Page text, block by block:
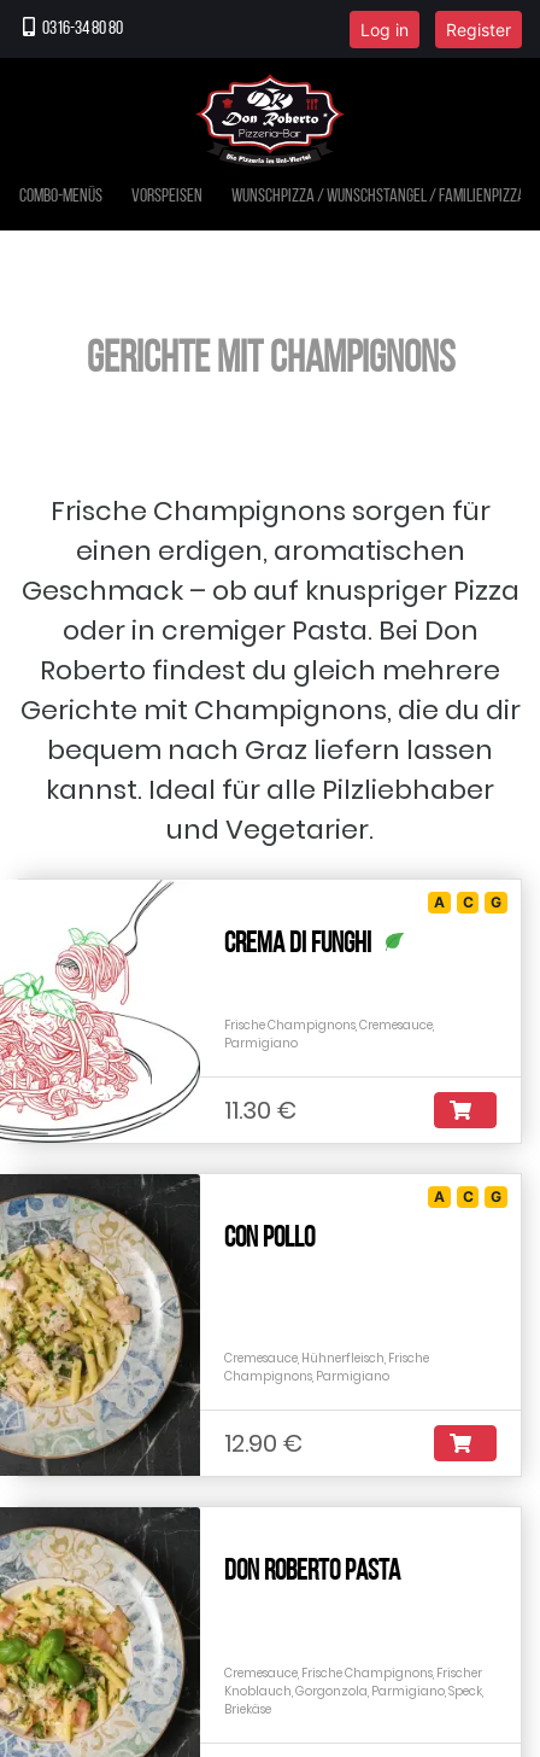
0316-34 80 80 Log in Register
Combo-Menüs Vorspeisen Wunschpizza / Wunschstangel / Familienpizza
Gerichte mit Champignons
Frische Champignons sorgen für
einen erdigen, aromatischen
Geschmack – ob auf knuspriger Pizza
oder in cremiger Pasta. Bei Don
Roberto findest du gleich mehrere
Gerichte mit Champignons, die du dir
bequem nach Graz liefern lassen
kannst. Ideal für alle Pilzliebhaber
und Vegetarier.
Crema di Funghi
A C G
Frische Champignons, Cremesauce,
Parmigiano
11.30 €
Con Pollo
A C G
Cremesauce, Hühnerfleisch, Frische
Champignons, Parmigiano
12.90 €
Don Roberto Pasta
Cremesauce, Frische Champignons, Frischer
Knoblauch, Gorgonzola, Parmigiano, Speck,
Briekäse